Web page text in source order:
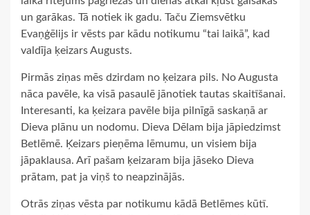
un garākas. Tā notiek ik gadu. Taču Ziemsvētku
Evaņģēlijs ir vēsts par kādu notikumu “tai laikā”, kad
valdīja ķeizars Augusts.
Pirmās ziņas mēs dzirdam no ķeizara pils. No Augusta
nāca pavēle, ka visā pasaulē jānotiek tautas skaitīšanai.
Interesanti, ka ķeizara pavēle bija pilnīgā saskaņā ar
Dieva plānu un nodomu. Dieva Dēlam bija jāpiedzimst
Betlēmē. Ķeizars pieņēma lēmumu, un visiem bija
jāpaklausa. Arī pašam ķeizaram bija jāseko Dieva
prātam, pat ja viņš to neapzinājās.
Otrās ziņas vēsta par notikumu kādā Betlēmes kūtī.